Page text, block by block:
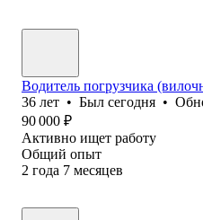
Водитель погрузчика
36 лет • Был сегодня •
90 000 ₽
Активно ищет работу
Общий опыт
2 года 7 месяцев